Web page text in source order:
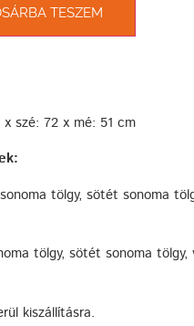
TESZEM
x szé: 72 x mé: 51 cm
tölgy, sötét sonoma
tölgy, sötét sonoma tölgy,
kiszállításra.